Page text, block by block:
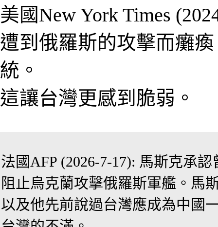
美國New York Times (
遭到俄羅斯的攻擊而癱
統 。
這讓台灣更感到脆弱 。
法國AFP (2026-7-17): 馬斯克承認
阻止烏克蘭攻擊俄羅斯軍艦。馬
以及他先前說過台灣應成為中國